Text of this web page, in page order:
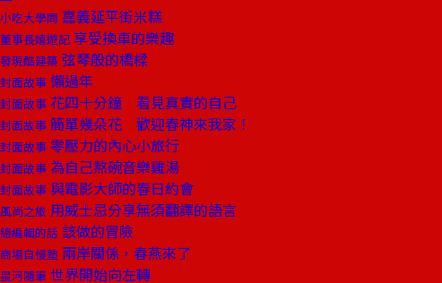
小吃大學問 嘉義延平街米糕
董事長嬉遊記 享受換車的樂趣
發現酷建築 弦琴般的橋樑
封面故事 懶過年
封面故事 花四十分鐘 看見真實的自己
封面故事 簡單幾朵花 歡迎春神來我家！
封面故事 零壓力的內心小旅行
封面故事 為自己熬碗音樂雞湯
封面故事 與電影大師的春日約會
風尚之旅 用威士忌分享無須翻譯的語言
總編輯的話 該做的冒險
商場自慢塾 兩岸關係，春燕來了
星河隨筆 世界開始向左轉